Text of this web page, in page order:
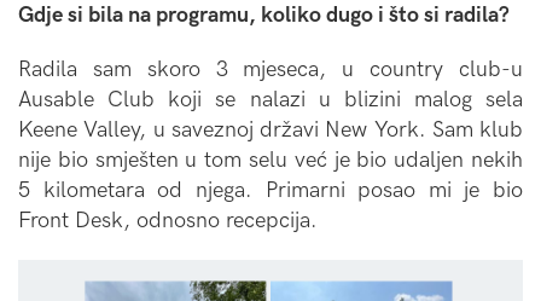
Gdje si bila na programu, koliko dugo i što si radila?
Radila sam skoro 3 mjeseca, u country club-u
Ausable Club koji se nalazi u blizini malog sela
Keene Valley, u saveznoj državi New York. Sam klub
nije bio smješten u tom selu već je bio udaljen nekih
5 kilometara od njega. Primarni posao mi je bio
Front Desk, odnosno recepcija.